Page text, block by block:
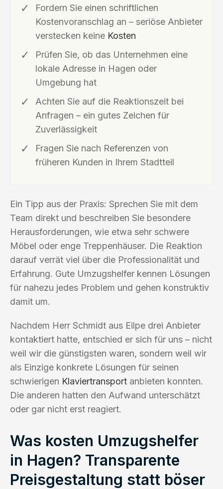
Fordern Sie einen schriftlichen
Kostenvoranschlag an – seriöse Anbieter
verstecken keine Kosten
Prüfen Sie, ob das Unternehmen eine
lokale Adresse in Hagen oder
Umgebung hat
Achten Sie auf die Reaktionszeit bei
Anfragen – ein gutes Zeichen für
Zuverlässigkeit
Fragen Sie nach Referenzen von
früheren Kunden in Ihrem Stadtteil
Ein Tipp aus der Praxis: Sprechen Sie mit dem
Team direkt und beschreiben Sie besondere
Herausforderungen, wie etwa sehr schwere
Möbel oder enge Treppenhäuser. Die Reaktion
darauf verrät viel über die Professionalität und
Erfahrung. Gute Umzugshelfer kennen Lösungen
für nahezu jedes Problem und gehen konstruktiv
damit um.
Nachdem Herr Schmidt aus Eilpe drei Anbieter
kontaktiert hatte, entschied er sich für uns – nicht
weil wir die günstigsten waren, sondern weil wir
als Einzige konkrete Lösungen für seinen
schwierigen Klaviertransport anbieten konnten.
Die anderen hatten den Aufwand unterschätzt
oder gar nicht erst reagiert.
Was kosten Umzugshelfer
in Hagen? Transparente
Preisgestaltung statt böser